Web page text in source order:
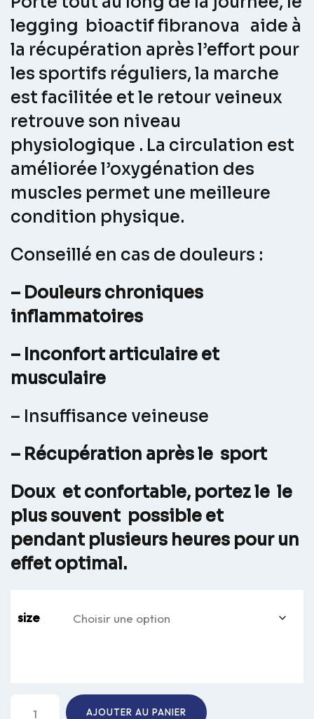
legging bioactif fibranova aide à
la récupération après l’effort pour
les sportifs réguliers, la marche
est facilitée et le retour veineux
retrouve son niveau
physiologique . La circulation est
améliorée l’oxygénation des
muscles permet une meilleure
condition physique.
Conseillé en cas de douleurs :
– Douleurs chroniques
inflammatoires
– Inconfort articulaire et
musculaire
– Insuffisance veineuse
– Récupération après le sport
Doux et confortable, portez le le
plus souvent possible et
pendant plusieurs heures pour un
effet optimal.
size
AJOUTER AU PANIER